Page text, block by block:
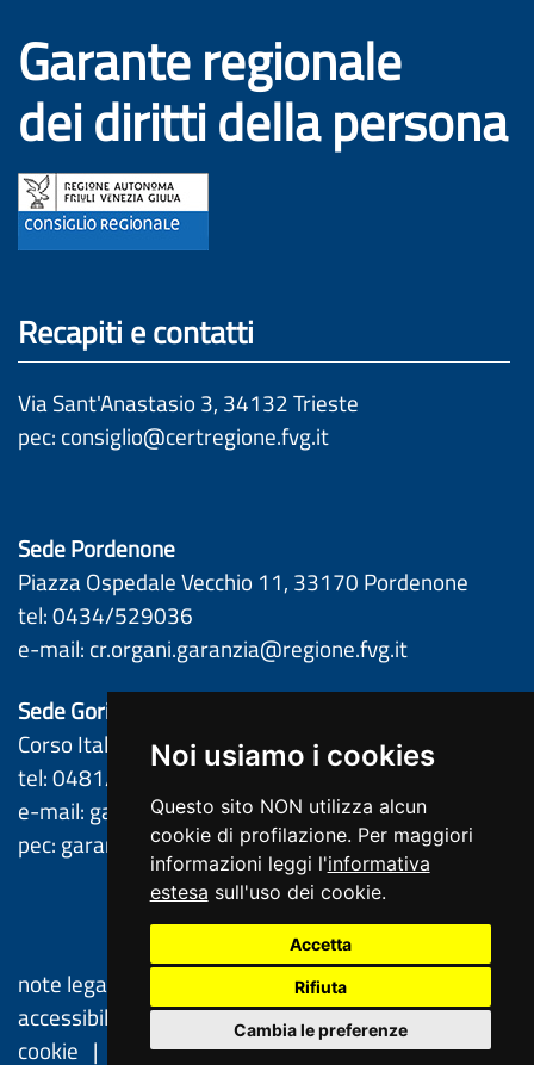
Noi usiamo i cookies
Questo sito NON utilizza alcun
cookie di profilazione. Per maggiori
informazioni leggi l'informativa
estesa sull'uso dei cookie.
Accetta
Rifiuta
Cambia le preferenze
Garante regionale
dei diritti della persona
Recapiti e contatti
Via Sant'Anastasio 3, 34132 Trieste
pec: consiglio@certregione.fvg.it
Sede Pordenone
Piazza Ospedale Vecchio 11, 33170 Pordenone
tel: 0434/529036
e-mail: cr.organi.garanzia@regione.fvg.it
Sede Gorizia
Corso Italia 61, 34170 Gorizia
tel: 0481/386261 – 0481/386201
e-mail: garantefvg@regione.fvg.it
pec: garantefvg@certregione.fvg.it
note legali cookie
accessibilità
feedback
cambio preferenze
cookie
redazione